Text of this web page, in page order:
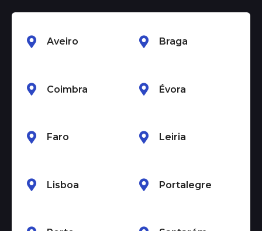
Aveiro Braga
Coimbra Évora
Faro Leiria
Lisboa Portalegre